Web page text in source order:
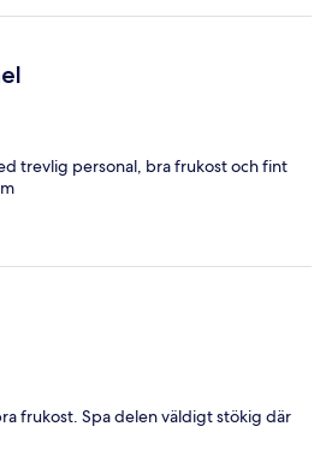
trevlig personal, bra frukost och fint
frukost. Spa delen väldigt stökig där